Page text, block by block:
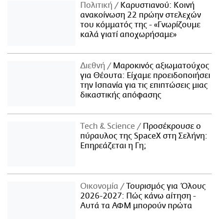
Πολιτική
Καρυστιανού: Κοινή
ανακοίνωση 22 πρώην στελεχών
του κόμματός της - «Γνωρίζουμε
καλά γιατί αποχωρήσαμε»
Διεθνή
Μαροκινός αξιωματούχος
για Θέουτα: Είχαμε προειδοποιήσει
την Ισπανία για τις επιπτώσεις μιας
δικαστικής απόφασης
Τech & Science
Προσέκρουσε ο
πύραυλος της SpaceX στη Σελήνη:
Επηρεάζεται η Γη;
Οικονομία
Τουρισμός για Όλους
2026-2027: Πώς κάνω αίτηση -
Αυτά τα ΑΦΜ μπορούν πρώτα